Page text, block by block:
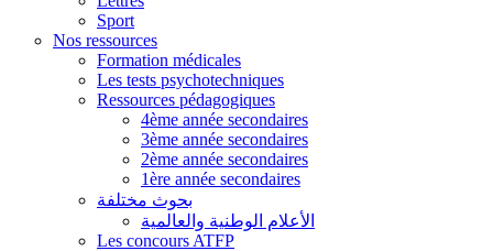
Sport
Nos ressources
Formation médicales
Les tests psychotechniques
Ressources pédagogiques
4ème année secondaires
3ème année secondaires
2ème année secondaires
1ère année secondaires
بحوث مختلفة
الأعلام الوطنية والعالمية
Les concours ATFP